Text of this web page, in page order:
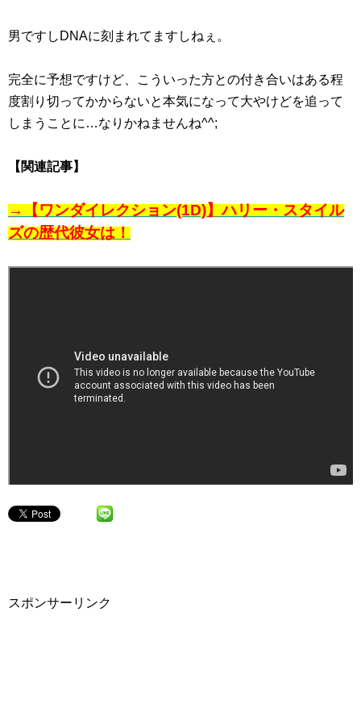
男ですしDNAに刻まれてますしねぇ。
完全に予想ですけど、こういった方との付き合いはある程
度割り切ってかからないと本気になって大やけどを追って
しまうことに…なりかねませんね^^;
【関連記事】
→【ワンダイレクション(1D)】ハリー・スタイル
ズの歴代彼女は！
スポンサーリンク